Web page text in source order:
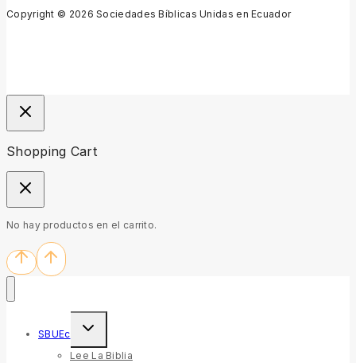
Copyright © 2026 Sociedades Bíblicas Unidas en Ecuador
Shopping Cart
No hay productos en el carrito.
SBUEc
Lee La Biblia